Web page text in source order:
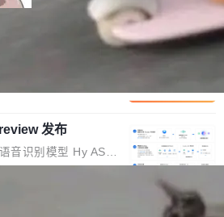
https://solon.noea
关系、接口契约、业
于数十乃至数百个文
识关联网络。传统的
配、目录遍历）仅能
难以触及代码的语义
者使用代码智能体在
著"代码仓理解"瓶
以下简称" CodeBas
码道（CodeA...
了给自己接的私活腾
游戏部门的全部核心
东城区某科技公司AI
景。在公司内部架构
员将数据从A集群迁
收到"。 他没有迁移
点，他使用此前登录
了一条被程序员圈
高管理员权限、无
实践：KV ca
吐量提升 4
大模型系列之一，但
吃显存了。月之暗面
都是长上下文、M
人上瘾，但 GPU 显
的 Workers AI 团队
他们在官方博客上发
发布
音识别模型 Hy ASR
大语言模型 Hy3 的